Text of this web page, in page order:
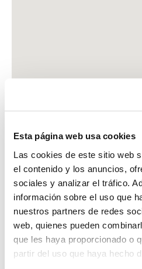
Esta página web usa cookies
Las cookies de este sitio web
el contenido y los anuncios,
sociales y analizar el tráfico.
información sobre el uso que
nuestros partners de redes
web, quienes pueden
que les haya proporcionado o
partir del uso que haya hecho
FARMACIA FERNANDEZ-